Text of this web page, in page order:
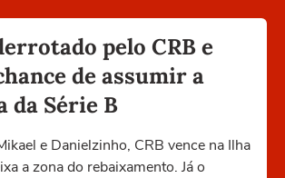
pelo CRB e
de assumir a
da Série B
e Danielzinho, CRB vence na Ilha
a zona do rebaixamento. Já o